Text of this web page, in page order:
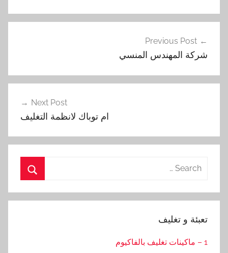
المقالات
Previous Post
شركة المهندس المنسي
Next Post
ام توباك لانظمة التغليف
Search
تعبئة و تغليف
1 – ماكينات تغليف بالفاكيوم